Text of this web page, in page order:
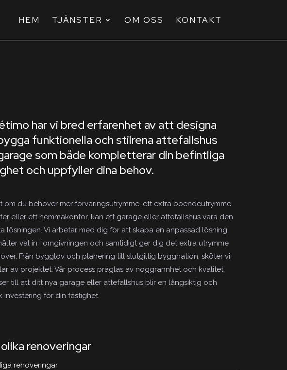
HEM TJÄNSTER OM OSS KONTAKT
har vi bred erfarenhet av att designa
funktionella och stilrena attefallshus
som både kompletterar din befintliga
och uppfyller dina behov.
om du behöver mer förvaringsutrymme, ett extra boendeutrymme
eller ett hemmakontor, kan ett garage eller attefallshus vara den
lösningen. Vi arbetar med dig för att skapa en anpassad lösning
väl in i omgivningen och samtidigt ger dig det extra utrymme
Från bygglov och planering till slutgiltig byggnation, sköter vi
av projektet. Vår process präglas av noggrannhet och kvalitet,
till att ditt nya garage eller attefallshus blir en långsiktig och
investering för din fastighet.
renoveringar
renoveringar